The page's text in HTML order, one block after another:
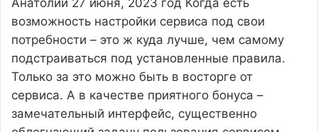
возможность настройки сервиса под свои
потребности – это ж куда лучше, чем самому
подстраиваться под установленные правила.
Только за это можно быть в восторге от
сервиса. А в качестве приятного бонуса –
замечательный интерфейс, существенно